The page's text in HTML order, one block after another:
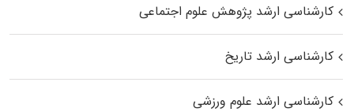
کارشناسی ارشد پژوهش علوم اجتماعی
کارشناسی ارشد تاریخ
کارشناسی ارشد علوم ورزشی